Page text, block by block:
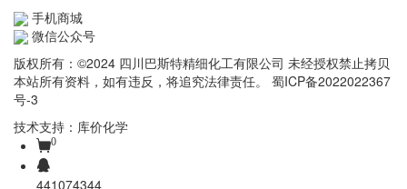
手机商城
微信公众号
版权所有：©2024 四川巴斯特精细化工有限公司 未经授权禁止拷贝
本站所有资料，如有违反，将追究法律责任。 蜀ICP备2022022367
号-3
技术支持： 库价化学
0
441074344